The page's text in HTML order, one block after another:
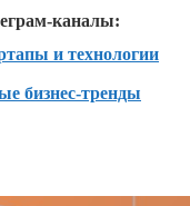
каналы:
и технологии
бизнес-тренды